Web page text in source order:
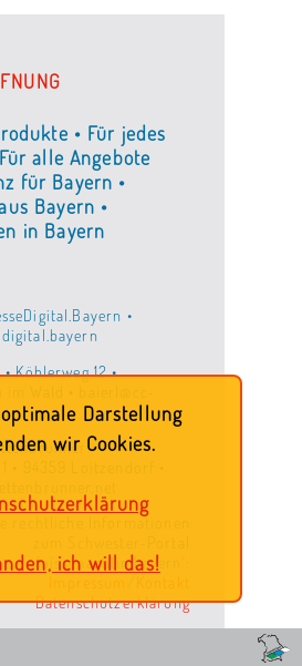
• Für jedes
alle Angebote
für Bayern •
Bayern •
in Bayern
•
Köhlerweg 12 •
•
rechtliche Informationen
'ois.gmachtin.bayern':
Datenschutzerklärung
Darstellung
wir Cookies.
ich will das!